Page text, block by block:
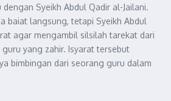
Syeikh Abdul Qadir al-Jailani.
baiat langsung, tetapi Syeikh Abdul
agar mengambil silsilah tarekat dari
guru yang zahir. Isyarat tersebut
bimbingan dari seorang guru dalam